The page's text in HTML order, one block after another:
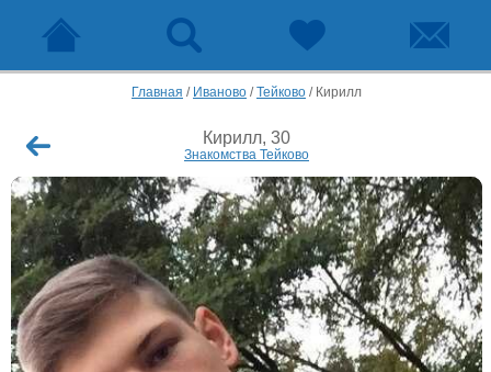
Главная / Иваново /Тейково / Кирилл
Кирилл, 30
Знакомства Тейково